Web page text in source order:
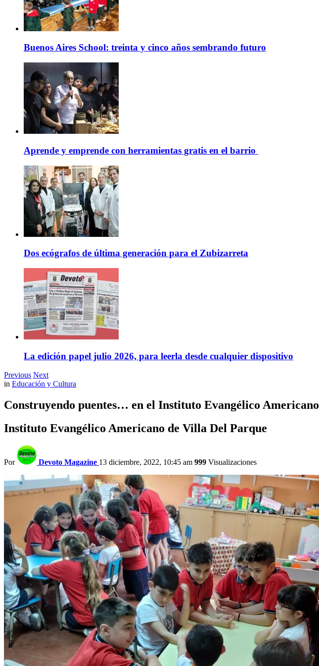
Buenos Aires School: treinta y cinco años sembrando futuro
Aprende y emprende con herramientas gratis en el barrio
Dos ecógrafos de última generación para el Zubizarreta
La edición papel julio 2026, para leerla desde cualquier dispositivo
Previous Next
in Educación y Cultura
Construyendo puentes… en el Instituto Evangélico Americano
Instituto Evangélico Americano de Villa Del Parque
Por Devoto Magazine 13 diciembre, 2022, 10:45 am 999 Visualizaciones